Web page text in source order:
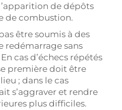
de dépôts
de combustion.
être soumis à des
redémarrage sans
cas d’échecs répétés
première doit être
; dans le cas
s’aggraver et rendre
plus difficiles.